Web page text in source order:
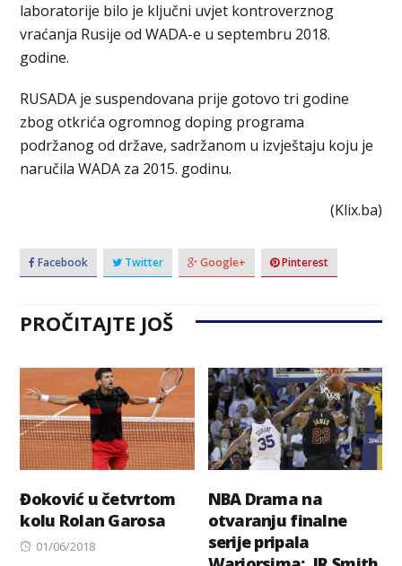
laboratorije bilo je ključni uvjet kontroverznog
vraćanja Rusije od WADA-e u septembru 2018.
godine.
RUSADA je suspendovana prije gotovo tri godine
zbog otkrića ogromnog doping programa
podržanog od države, sadržanom u izvještaju koju je
naručila WADA za 2015. godinu.
(Klix.ba)
Facebook Twitter Google+ Pinterest
PROČITAJTE JOŠ
Đoković u četvrtom
kolu Rolan Garosa
Posted
01/06/2018
NBA Drama na
otvaranju finalne
serije pripala